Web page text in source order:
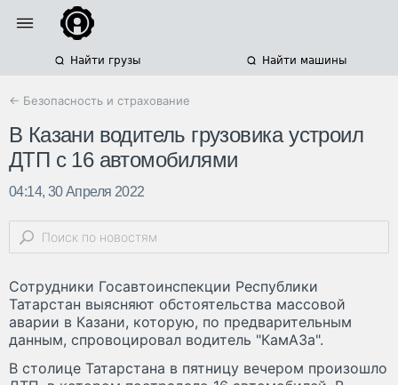
Найти грузы Найти машины
← Безопасность и страхование
В Казани водитель грузовика устроил
ДТП с 16 автомобилями
04:14, 30 Апреля 2022
Сотрудники Госавтоинспекции Республики
Татарстан выясняют обстоятельства массовой
аварии в Казани, которую, по предварительным
данным, спровоцировал водитель "КамАЗа".
В столице Татарстана в пятницу вечером произошло